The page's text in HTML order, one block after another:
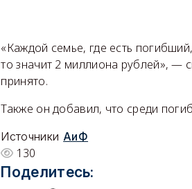
«Каждой семье, где есть
то значит 2 миллиона рублей», —
принято.
Также он добавил, что среди
Источники АиФ
130
Поделитесь: